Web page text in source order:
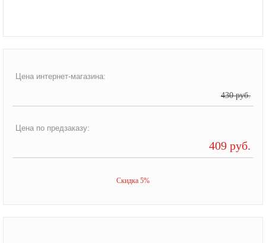
Цена интернет-магазина:
430 руб.
Цена по предзаказу:
409 руб.
Скидка 5%